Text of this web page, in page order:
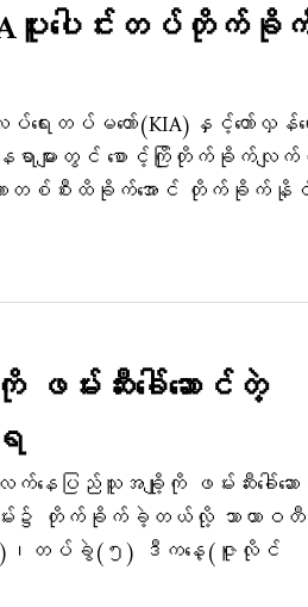
းပေါင်းတပ်တိုက်ခို
းတပ်မတော်(KIA)နှင့်တော်လှန်ရ
ာများတွင် စောင့်ကြိုတိုက်ခိုက်လျ
စ်စီးထိခိုက်အောင် တိုက်ခိုက်နို
မ်းဆီးခေါ်ဆောင်တဲ့
ေပြည်သူအချို့ကို ဖမ်းဆီးခေါ်ဆေ
း၌ တိုက်ခိုက်ခဲ့တယ်လို့ သာယာဝတီ
)၊တပ်ခွဲ(၅) ဒီကနေ့(ဇူလိုင်